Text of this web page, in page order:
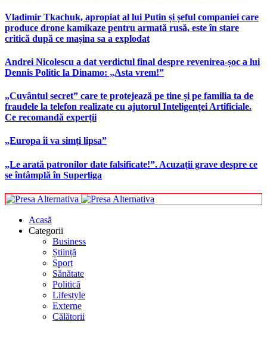
Vladimir Tkachuk, apropiat al lui Putin și șeful companiei care
produce drone kamikaze pentru armată rusă, este în stare
critică după ce mașina sa a explodat
Andrei Nicolescu a dat verdictul final despre revenirea-șoc a lui
Dennis Politic la Dinamo: „Asta vrem!”
„Cuvântul secret” care te protejează pe tine și pe familia ta de
fraudele la telefon realizate cu ajutorul Inteligenței Artificiale.
Ce recomandă experții
„Europa îi va simți lipsa”
„Le arată patronilor date falsificate!”. Acuzații grave despre ce
se întâmplă în Superliga
Acasă
Categorii
Business
Știință
Sport
Sănătate
Politică
Lifestyle
Externe
Călătorii